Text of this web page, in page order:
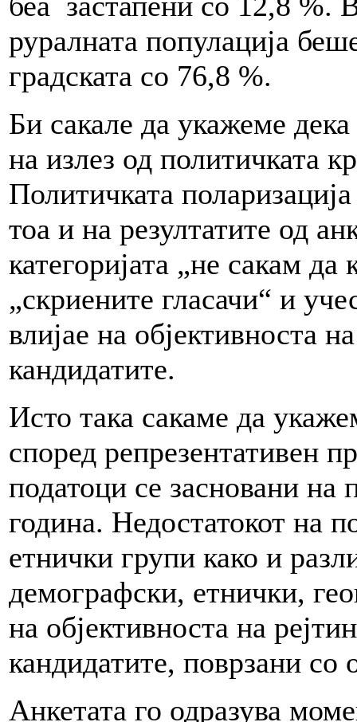
руралната популација
градската со 76,8 %.
Би сакале да укажеме
на излез од политичката
Политичката
тоа и на резултатите од
категоријата „не сакам
„скриените гласачи“ и
влијае на објективноста
кандидатите.
Исто така сакаме да
според репрезентативен
податоци се засновани на
година. Недостатокот на
етнички групи како и
демографски, етнички,
на објективноста на
кандидатите, поврзани со
Анкетата го одразува